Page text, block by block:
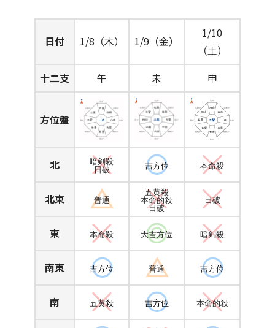
日付 1/8（木） 1/9（金）
1/10
（土）
十二支
午 未 申
方位盤
北
暗剣殺
日破
吉方位 本命殺
北東 普通
五黄殺
本命的殺
日破
日破
東 本命殺 大吉方位 暗剣殺
南東 吉方位 普通 吉方位
南 五黄殺 吉方位 本命的殺